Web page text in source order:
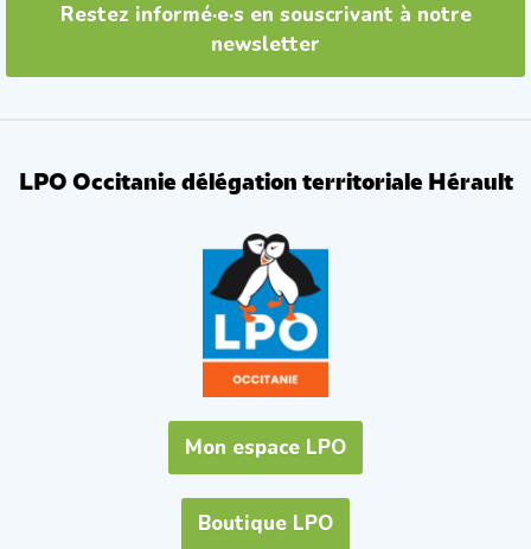
Restez informé·e·s en souscrivant à notre
newsletter
LPO Occitanie délégation territoriale Hérault
Mon espace LPO
Boutique LPO